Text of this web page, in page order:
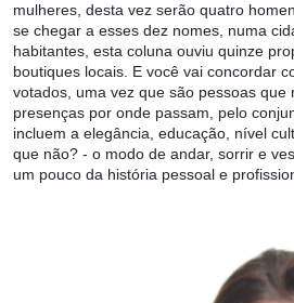
mulheres, desta vez serão quatro
se chegar a esses dez nomes, numa
habitantes, esta coluna ouviu quinze
boutiques locais. E você vai concordar
votados, uma vez que são pessoas que
presenças por onde passam, pelo
incluem a elegância, educação, nível
que não? - o modo de andar, sorrir e
um pouco da história pessoal e